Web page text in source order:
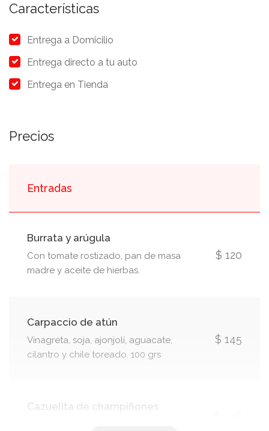
Características
Entrega a Domicilio
Entrega directo a tu auto
Entrega en Tienda
Precios
Entradas
Burrata y arúgula
Con tomate rostizado, pan de masa
madre y aceite de hierbas.
$ 120
Carpaccio de atún
Vinagreta, soja, ajonjolí, aguacate,
cilantro y chile toreado. 100 grs
$ 145
Cazuelita de champiñones